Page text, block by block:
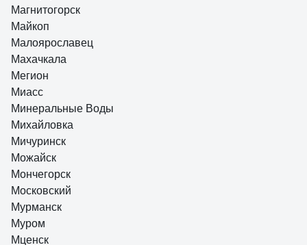
Магнитогорск
Майкоп
Малоярославец
Махачкала
Мегион
Миасс
Минеральные Воды
Михайловка
Мичуринск
Можайск
Мончегорск
Московский
Мурманск
Муром
Мценск